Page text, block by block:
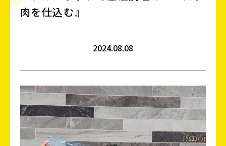
肉を仕込む』
2024.08.08